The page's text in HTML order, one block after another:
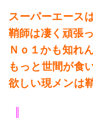
スーパーエース
鞘師は凄く頑張
Ｎｏ１かも知れ
もっと世間が食
欲しい現メンは